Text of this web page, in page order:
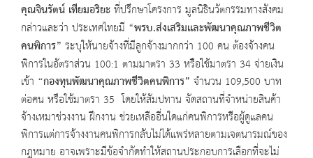
คุณจินรัตน์ เทียมอริยะที่ปรึกษาโครงการ มูลนิธินวัตกรรมทางสังคม
กล่าวและว่า ประเทศไทยมี “พรบ.ส่งเสริมและพัฒนาคุณภาพชีวิต
คนพิการ” ระบุให้นายจ้างที่มีลูกจ้างมากกว่า 100 คน ต้องจ้างคน
พิการในอัตราส่วน 100:1 ตามมาตรา 33 หรือใช้มาตรา 34 จ่ายเงิน
เข้า “กองทุนพัฒนาคุณภาพชีวิตคนพิการ” จำนวน 109,500 บาท
ต่อคน หรือใช้มาตรา 35 โดยให้สัมปทาน จัดสถานที่จำหน่ายสินค้า
จ้างเหมาช่วงงาน ฝึกงาน ช่วยเหลืออื่นใดแก่คนพิการหรือผู้ดูแลคน
พิการแต่การจ้างงานคนพิการกลับไม่ได้แพร่หลายตามเจตนารมณ์ของ
กฎหมาย อาจเพราะมีข้อจำกัดทำให้สถานประกอบการเลือกที่จะไม่